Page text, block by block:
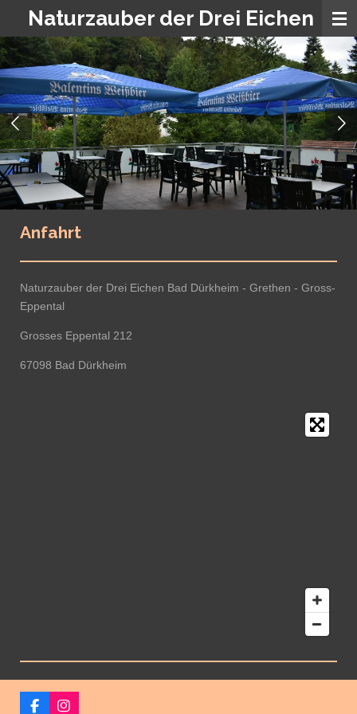
Hauptinhalt
springen
Naturzauber der Drei Eichen
Anfahrt
Naturzauber der Drei Eichen Bad Dürkheim - Grethen - Gross-
Eppental
Grosses Eppental 212
67098 Bad Dürkheim